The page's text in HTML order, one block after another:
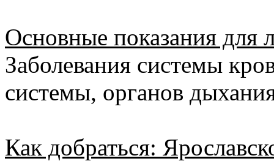
Основные показания для
Заболевания системы
системы, органов
Как добраться: